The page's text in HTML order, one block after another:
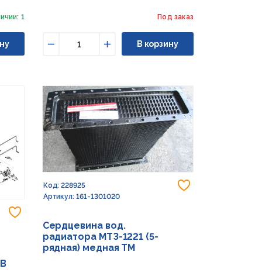
1 Под заказ
Увеличить
В корзину
Код: 228925
Артикул: 161-1301020
Сердцевина вод.
радиатора МТЗ-1221 (5-
рядная) медная TM